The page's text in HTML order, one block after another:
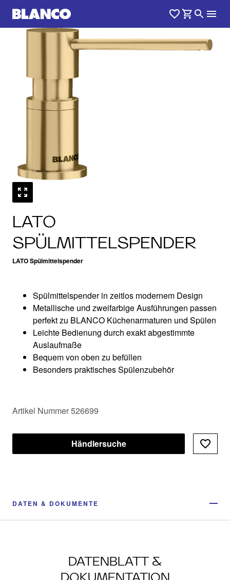
LATO
SPÜLMITTELSPENDER
LATO Spülmittelspender
1 /0
Spülmittelspender in zeitlos modernem Design
Metallische und zweifarbige Ausführungen passen
perfekt zu BLANCO Küchenarmaturen und Spülen
Leichte Bedienung durch exakt abgestimmte
Auslaufmaße
Bequem von oben zu befüllen
Besonders praktisches Spülenzubehör
Artikel Nummer 526699
Händlersuche
DATEN & DOKUMENTE
DATENBLATT &